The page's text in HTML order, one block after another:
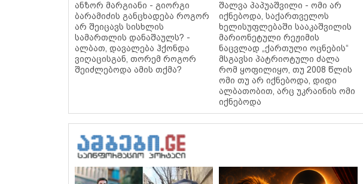
ანზორ მარგიანი - გიორგი
ბარამიძის განცხადება როგორ
არ შეიცავს სისხლის
სამართლის დანაშაულს? -
ალბათ, დავალება ჰქონდა
ვიღაცისგან, თორემ როგორ
შეიძლებოდა ამის თქმა?
შალვა პაპუაშვილი - ომი არ
იქნებოდა, საქართველოს
ხელისუფლებაში სააკაშვილის
მარიონეტული რეჟიმის
ნაცვლად „ქართული ოცნების“
მსგავსი პატრიოტული ძალა
რომ ყოფილიყო, თუ 2008 წლის
ომი თუ არ იქნებოდა, დიდი
ალბათობით, არც უკრაინის ომი
იქნებოდა